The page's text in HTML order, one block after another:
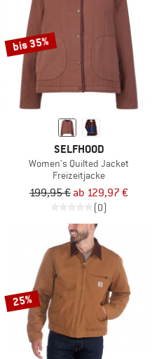
bis 35%
SELFHOOD
Women's Quilted Jacket
Freizeitjacke
199,95 € ab 129,97 €
(0)
25%